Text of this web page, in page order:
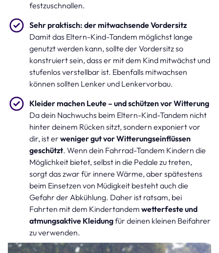
festzuschnallen.
Sehr praktisch: der mitwachsende Vordersitz
Damit das Eltern-Kind-Tandem möglichst lange
genutzt werden kann, sollte der Vordersitz so
konstruiert sein, dass er mit dem Kind mitwächst und
stufenlos verstellbar ist. Ebenfalls mitwachsen
können sollten Lenker und Lenkervorbau.
Kleider machen Leute – und schützen vor Witterung
Da dein Nachwuchs beim Eltern-Kind-Tandem nicht
hinter deinem Rücken sitzt, sondern exponiert vor
dir, ist er weniger gut vor Witterungseinflüssen
geschützt. Wenn dein Fahrrad-Tandem Kindern die
Möglichkeit bietet, selbst in die Pedale zu treten,
sorgt das zwar für innere Wärme, aber spätestens
beim Einsetzen von Müdigkeit besteht auch die
Gefahr der Abkühlung. Daher ist ratsam, bei
Fahrten mit dem Kindertandem wetterfeste und
atmungsaktive Kleidungfür deinen kleinen Beifahrer
zu verwenden.